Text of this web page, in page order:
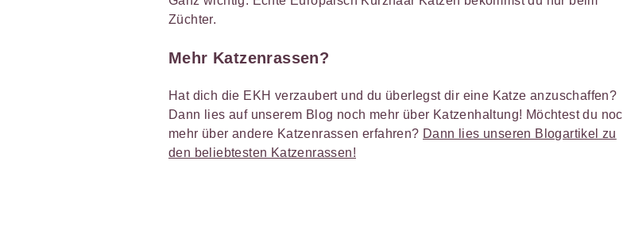
Züchter.
Mehr Katzenrassen?
Hat dich die EKH verzaubert und du überlegst dir eine Katze anzuschaffen?
Dann lies auf unserem Blog noch mehr über Katzenhaltung! Möchtest du
mehr über andere Katzenrassen erfahren? Dann lies unseren Blogartikel zu
den beliebtesten Katzenrassen!